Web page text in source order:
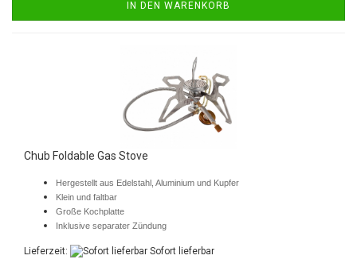
IN DEN WARENKORB
Chub Foldable Gas Stove
Hergestellt aus Edelstahl, Aluminium und Kupfer
Klein und faltbar
Große Kochplatte
Inklusive separater Zündung
Lieferzeit: Sofort lieferbar